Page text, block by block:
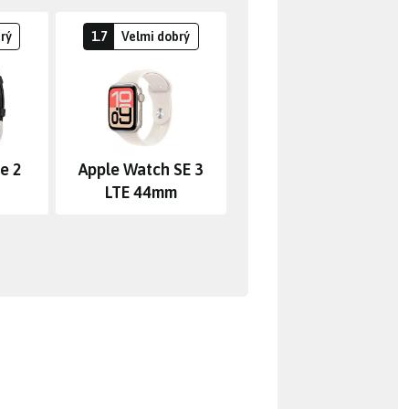
2
1.7 Velmi dobrý
Apple Watch SE 3
LTE 44mm